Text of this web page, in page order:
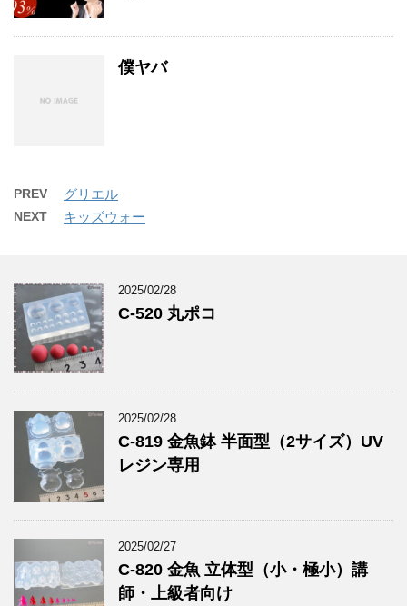
僕ヤバ
PREV グリエル
NEXT キッズウォー
2025/02/28
C-520 丸ポコ
2025/02/28
C-819 金魚鉢 半面型（2サイズ）UV
レジン専用
2025/02/27
C-820 金魚 立体型（小・極小）講
師・上級者向け